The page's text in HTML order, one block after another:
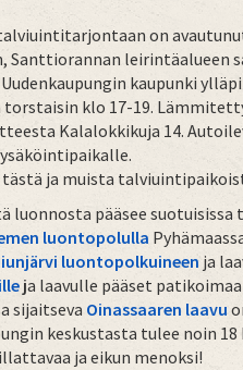
on
Santtiorannan leirintäalueen
kaupunki
klo 17-19.
Kalalokkikuja 14.
ja muista
luonnosta pääsee
luontopolulla
luontopolkuineen ja
ja laavulle pääset
sijaitseva Oinassaaren laavu
keskustasta tulee noin
ja eikun menoksi!